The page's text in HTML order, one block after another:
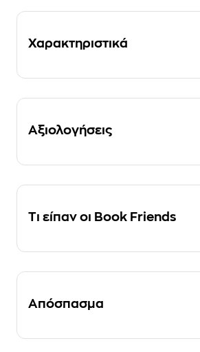
Χαρακτηριστικά
Αξιολογήσεις
Τι είπαν οι Book Friends
Απόσπασμα